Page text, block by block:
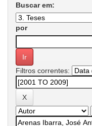
Buscar em:
por
Filtros correntes: